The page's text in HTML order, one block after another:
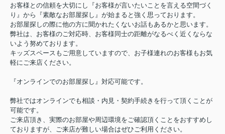
お客様との信頼を大切にし『お客様が言いたいことを言える空間づく
り』から『素敵なお部屋探し』が始まると強く思っております。
お部屋探しの際に他の方に聞かれたくないお話もあるかと思います。
弊社は、お客様のご対応時、お客様同士の距離がなるべく近くならな
いよう努めております。
キッズスペースもご用意していますので、お子様連れのお客様もお気
軽にご来店ください。
『オンラインでのお部屋探し』対応可能です。
弊社ではオンラインでも相談・内見・契約手続きを行って頂くことが
可能です。
ご来店頂き、実際のお部屋や周辺環境をご確認頂くことをおすすめし
ておりますが、ご来店が難しい場合はぜひご利用ください。